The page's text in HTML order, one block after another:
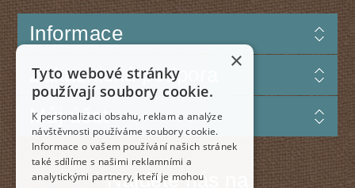
Informace
Zákaznická podpora
Můj účet
Najdete nás na
×
Tyto webové stránky
používají soubory cookie.
K personalizaci obsahu, reklam a analýze
návštěvnosti používáme soubory cookie.
Informace o vašem používání našich stránek
také sdílíme s našimi reklamními a
analytickými partnery, kteří je mohou